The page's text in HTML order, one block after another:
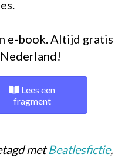
e-book. Altijd gratis
Lees een
fragment
metBeatlesfictie,